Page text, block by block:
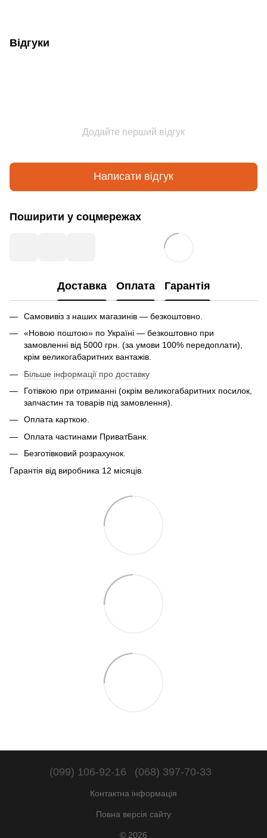
Відгуки
Додайте перший відгук
Написати відгук
Поширити у соцмережах
Доставка Оплата Гарантія
Самовивіз з наших магазинів — безкоштовно.
«Новою поштою» по Україні — безкоштовно при
замовленні від 5000 грн. (за умови 100% передоплати),
крім великогабаритних вантажів.
Більше інформації про доставку
Готівкою при отриманні (окрім великогабаритних посилок,
запчастин та товарів під замовлення).
Оплата карткою.
Оплата частинами ПриватБанк.
Безготівковий розрахунок.
Гарантія від виробника 12 місяців.
(099) 106-92-16 (068) 397-70-33
Контактна інформація
Повна версія сайту
© 2026